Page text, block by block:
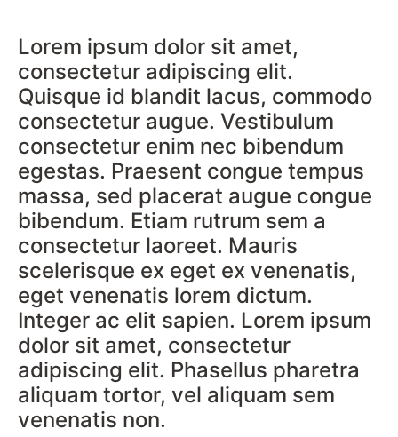
Lorem ipsum dolor sit amet,
consectetur adipiscing elit.
Quisque id blandit lacus, commodo
consectetur augue. Vestibulum
consectetur enim nec bibendum
egestas. Praesent congue tempus
massa, sed placerat augue congue
bibendum. Etiam rutrum sem a
consectetur laoreet. Mauris
scelerisque ex eget ex venenatis,
eget venenatis lorem dictum.
Integer ac elit sapien. Lorem ipsum
dolor sit amet, consectetur
adipiscing elit. Phasellus pharetra
aliquam tortor, vel aliquam sem
venenatis non.